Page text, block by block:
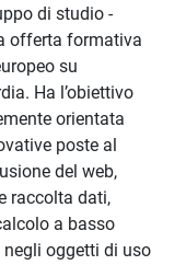
di studio -
offerta formativa
su
Ha l’obiettivo
orientata
poste al
del web,
raccolta dati,
a basso
oggetti di uso